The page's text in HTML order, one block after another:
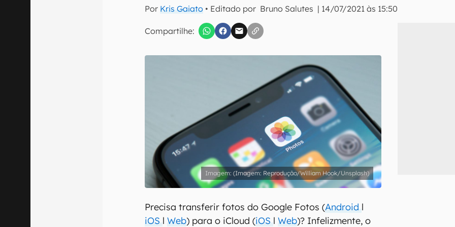
Por Kris Gaiato • Editado por Bruno Salutes | 14/07/2021 às 15:50
Compartilhe:
Confirmo que li, aceito e concordo com os Termos de Uso e Política de Privacidade do
(Imagem: Reprodução/William Hook/Unsplash)
Precisa transferir fotos do Google Fotos (Android l
iOS lWeb) para o iCloud (iOS lWeb)? Infelizmente, o